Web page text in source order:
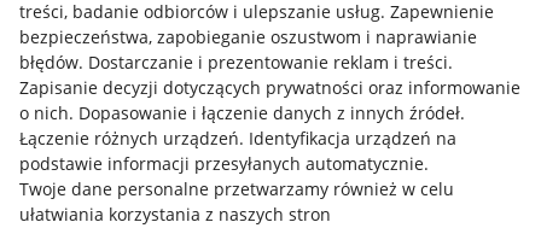
treści, badanie odbiorców i ulepszanie usług. Zapewnienie
bezpieczeństwa, zapobieganie oszustwom i naprawianie
błędów. Dostarczanie i prezentowanie reklam i treści.
Zapisanie decyzji dotyczących prywatności oraz informowanie
o nich. Dopasowanie i łączenie danych z innych źródeł.
Łączenie różnych urządzeń. Identyfikacja urządzeń na
podstawie informacji przesyłanych automatycznie.
Twoje dane personalne przetwarzamy również w celu
ułatwiania korzystania z naszych stron
Informacje prawne
Regulamin
Polityka plików "cookies"
Ustawienia plików "cookies"
Udostępnianie lokalizacji